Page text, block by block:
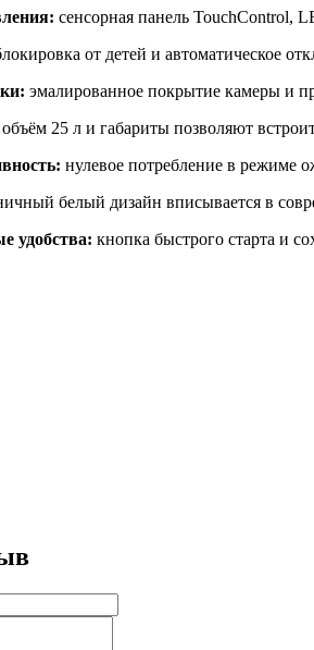
сенсорная панель TouchControl,
от детей и автоматическое
эмалированное покрытие камеры и
объём 25 л и габариты позволяют
нулевое потребление в режиме
белый дизайн вписывается в
удобства: кнопка быстрого старта и